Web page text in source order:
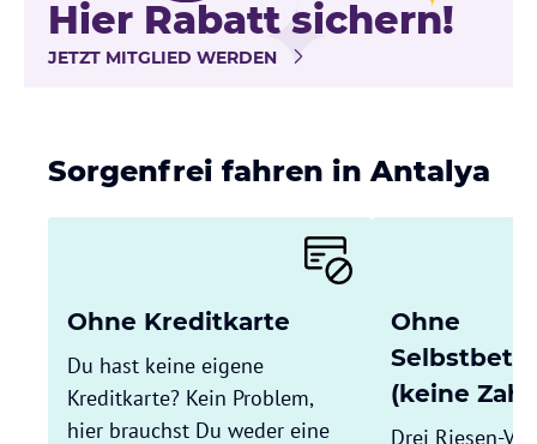
Hier Rabatt sichern!
JETZT MITGLIED WERDEN
Sorgenfrei fahren in Antalya
Ohne Kreditkarte
Du hast keine eigene
Kreditkarte? Kein Problem,
hier brauchst Du weder eine
Ohne
(keine
Drei Riesen-